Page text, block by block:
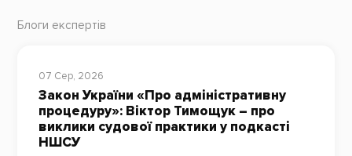
Блоги експертів
07 Сер, 2026
Закон України «Про адміністративну
процедуру»: Віктор Тимощук – про
виклики судової практики у подкасті
НШСУ